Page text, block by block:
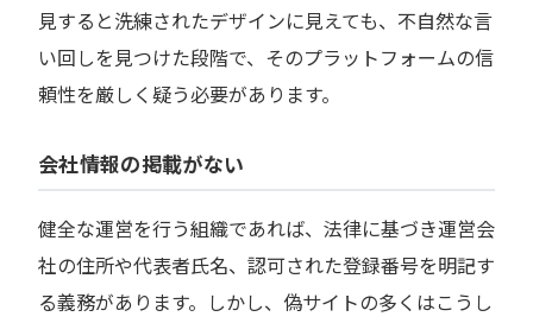
見すると洗練されたデザインに見えても、不自然な言
い回しを見つけた段階で、そのプラットフォームの信
頼性を厳しく疑う必要があります。
会社情報の掲載がない
健全な運営を行う組織であれば、法律に基づき運営会
社の住所や代表者氏名、認可された登録番号を明記す
る義務があります。しかし、偽サイトの多くはこうし